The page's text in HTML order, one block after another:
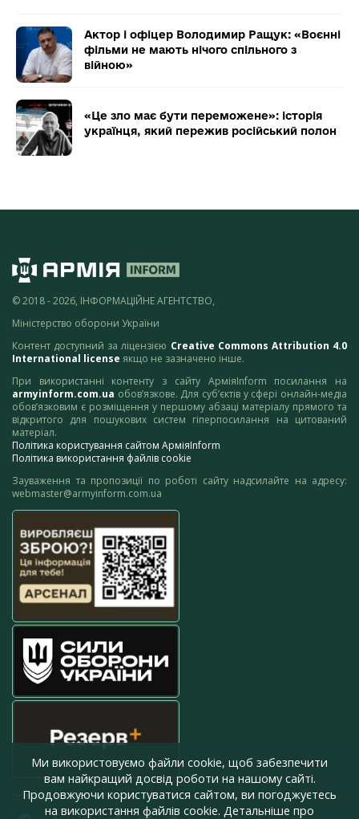
Актор і офіцер Володимир Ращук: «Воєнні
фільми не мають нічого спільного з
війною»
«Це зло має бути переможене»: історія
українця, який пережив російський полон
© 2018 - 2026, ІНФОРМАЦІЙНЕ АГЕНТСТВО,
Міністерство оборони України
Контент доступний за ліцензією Creative Commons Attribution 4.0
International license якщо не зазначено інше.
При використанні контенту з сайту АрміяInform посилання на
armyinform.com.ua обов’язкове. Для суб’єктів у сфері онлайн-медіа
обов’язковим є розміщення у першому абзаці матеріалу прямого та
відкритого для пошукових систем гіперпосилання на цитований
матеріал.
Політика користування сайтом АрміяInform
Політика використання файлів cookie
Зауваження та пропозиції по роботі сайту надсилайте на адресу:
webmaster@armyinform.com.ua
press@armyinform.com.ua
Ми використовуємо файли cookie, щоб забезпечити
вам найкращий досвід роботи на нашому сайті.
Продовжуючи користуватися сайтом, ви погоджуєтесь
на використання файлів cookie. Детальніше про